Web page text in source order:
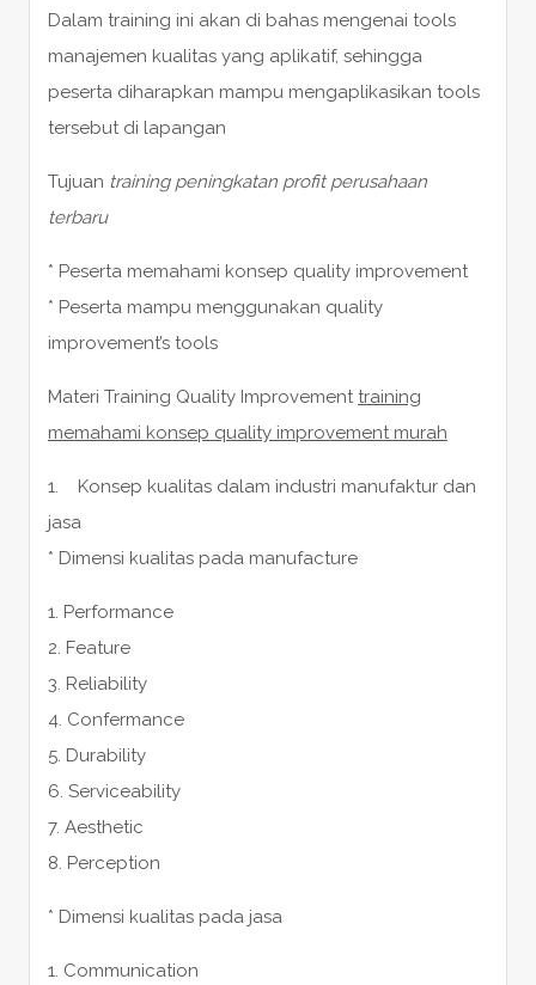
Dalam training ini akan di bahas mengenai tools
manajemen kualitas yang aplikatif, sehingga
peserta diharapkan mampu mengaplikasikan tools
tersebut di lapangan
Tujuan training peningkatan profit perusahaan
terbaru
* Peserta memahami konsep quality improvement
* Peserta mampu menggunakan quality
improvement’s tools
Materi Training Quality Improvementtraining
memahami konsep quality improvement murah
1. Konsep kualitas dalam industri manufaktur dan
jasa
* Dimensi kualitas pada manufacture
1. Performance
2. Feature
3. Reliability
4. Confermance
5. Durability
6. Serviceability
7. Aesthetic
8. Perception
* Dimensi kualitas pada jasa
1. Communication